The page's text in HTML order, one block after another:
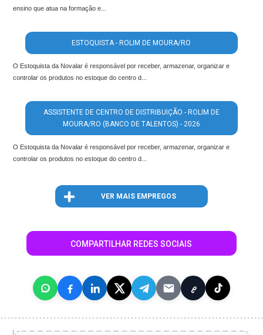
ensino que atua na formação e...
ESTOQUISTA - ROLIM DE MOURA/RO
O Estoquista da Novalar é responsável por receber, armazenar, organizar e
controlar os produtos no estoque do centro d...
ASSISTENTE DE CENTRO DE DISTRIBUIÇÃO - ROLIM DE
MOURA/RO (BANCO DE TALENTOS) - 2026
O Estoquista da Novalar é responsável por receber, armazenar, organizar e
controlar os produtos no estoque do centro d...
VER MAIS EMPREGOS
COMPARTILHAR REDES SOCIAIS